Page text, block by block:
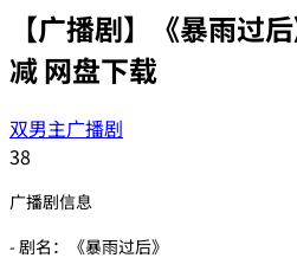
【广播剧】《暴雨过
减 网盘下载
双男主广播剧
38
广播剧信息
- 剧名：《暴雨过后》